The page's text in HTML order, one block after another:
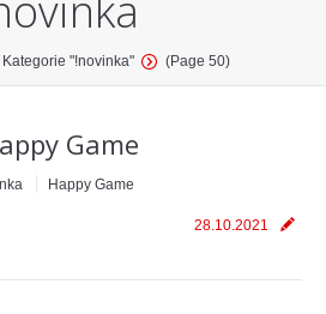
Kategorie "!novinka" (Page 50)
Game
Happy Game
28.10.2021